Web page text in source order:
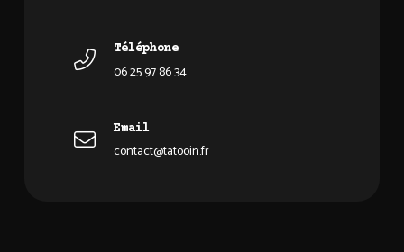
Téléphone
06 25 97 86 34
Email
contact@tatooin.fr